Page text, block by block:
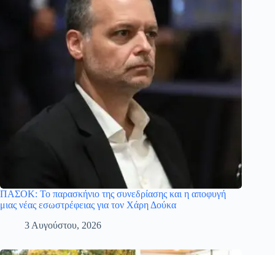
ΠΑΣΟΚ: Το παρασκήνιο της συνεδρίασης και η αποφυγή
μιας νέας εσωστρέφειας για τον Χάρη Δούκα
3 Αυγούστου, 2026